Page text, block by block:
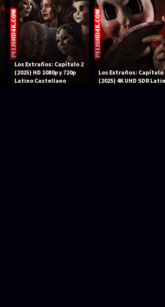
Los Extraños: Capítulo 2
(2025) HD 1080p y 720p
Latino Castellano
Los Extraños: Capítulo
(2025) 4K UHD SDR